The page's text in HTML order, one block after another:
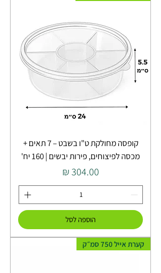
קופסה מחולקת ט"ו בשבט – 7 תאים +
מכסה לפיצוחים, פירות יבשים | 160 יח'
מחיר
הוספה לסל
קערת אייל 750 סמ״ק